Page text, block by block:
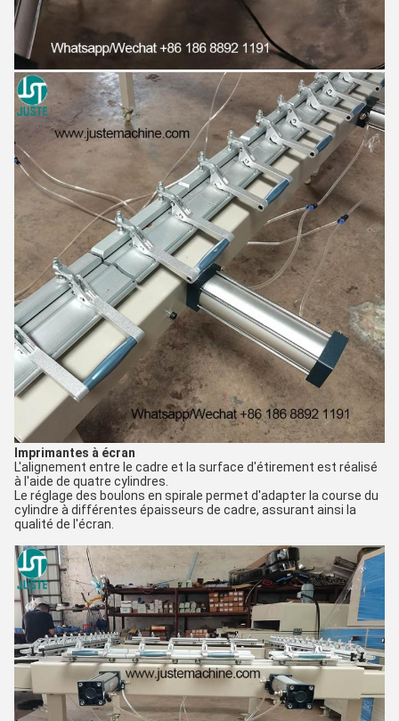
Imprimantes à écran
L'alignement entre le cadre et la surface d'étirement est réalisé
à l'aide de quatre cylindres.
Le réglage des boulons en spirale permet d'adapter la course du
cylindre à différentes épaisseurs de cadre, assurant ainsi la
qualité de l'écran.